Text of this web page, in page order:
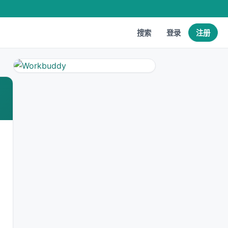
搜索 登录 注册